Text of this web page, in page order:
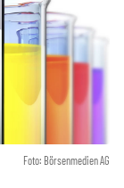
Foto: Börsenmedien AG